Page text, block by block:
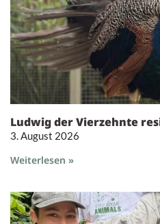
Ludwig der Vierzehnte
3. August 2026
Weiterlesen »